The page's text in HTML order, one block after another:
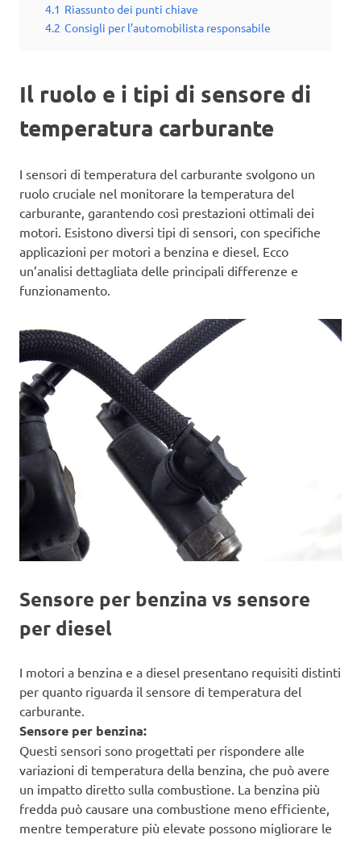
4.1 Riassunto dei punti chiave
4.2 Consigli per l’automobilista responsabile
Il ruolo e i tipi di sensore di
temperatura carburante
I sensori di temperatura del carburante svolgono un
ruolo cruciale nel monitorare la temperatura del
carburante, garantendo così prestazioni ottimali dei
motori. Esistono diversi tipi di sensori, con specifiche
applicazioni per motori a benzina e diesel. Ecco
un’analisi dettagliata delle principali differenze e
funzionamento.
Sensore per benzina vs sensore
per diesel
I motori a benzina e a diesel presentano requisiti distinti
per quanto riguarda il sensore di temperatura del
carburante.
Sensore per benzina:
Questi sensori sono progettati per rispondere alle
variazioni di temperatura della benzina, che può avere
un impatto diretto sulla combustione. La benzina più
fredda può causare una combustione meno efficiente,
mentre temperature più elevate possono migliorare le